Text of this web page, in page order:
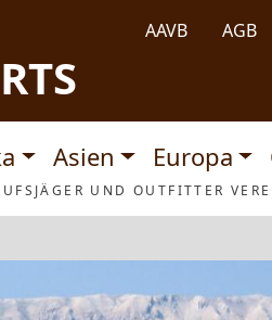
AAVB AGB
Asien Europa
UND OUTFITTER